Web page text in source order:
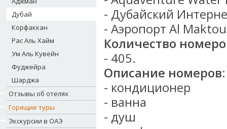
Дубай
Корфаккан
Рас Аль Хайм
Ум Аль Кувейн
Фуджейра
Шарджа
Отзывы об отелях
Горящие туры
Экскурсии в ОАЭ
- Дубайский
- Аэропорт Al
Количество
- 405.
Описание номеров:
- кондиционер
- ванна
- душ